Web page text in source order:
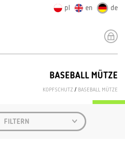
pl en de
BASEBALL MÜTZE
KOPFSCHUTZ / BASEBALL MÜTZE
FILTERN